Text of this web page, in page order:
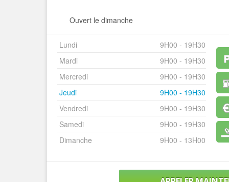
Ouvert le dimanche
Lundi
9H00 - 19H30
Mardi
9H00 - 19H30
Mercredi
9H00 - 19H30
Jeudi
9H00 - 19H30
Vendredi
9H00 - 19H30
Samedi
9H00 - 19H30
Dimanche
9H00 - 13H00